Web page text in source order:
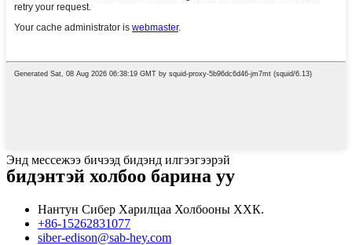
Энд мессежээ бичээд бидэнд илгээгээрэй
бидэнтэй холбоо барина уу
Нантун Сибер Харилцаа Холбооны ХХК.
+86-15262831077
siber-edison@sab-hey.com